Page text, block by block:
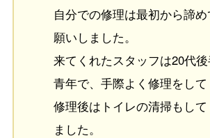
自分での修理は最初から諦
願いしました。
来てくれたスタッフは20代
青年で、手際よく修理をして
修理後はトイレの清掃もし
ました。